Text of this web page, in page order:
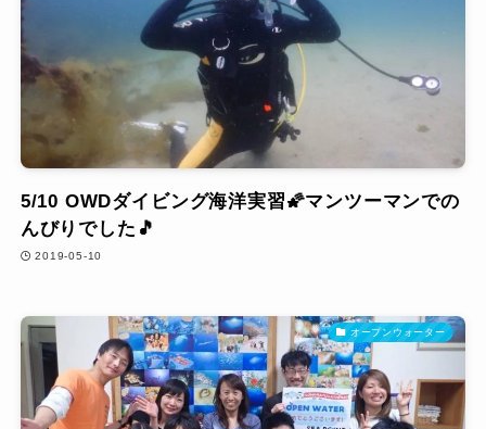
5/10 OWDダイビング海洋実習🌠マンツーマンでの
んびりでした🎵
2019-05-10
オープンウォーター